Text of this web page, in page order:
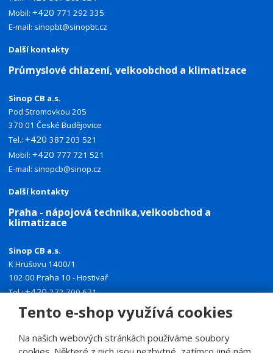
Tento e-shop využívá cookies
Na našich webových stránkách používáme soubory
Mobil:+420771 292 335
E-mail: sinopbt@sinopbt.cz
Další kontakty
Průmyslové chlazení, velkoobchod a klimatizace
Sinop CB a.s.
Pod Stromovkou 205
370 01 České Budějovice
Tel.:+420387 203 521
Mobil:+420777 721 521
E-mail: sinopcb@sinop.cz
Další kontakty
Praha - nápojová technika,velkoobchod a
klimatizace
Sinop CB a.s.
K Hrušovu 1400/1
102 00 Praha 10 - Hostivař
Tel.:+420272 700 671
Mobil:+420774 335 918
E-mail:sinoppraha@sinop.cz
Další kontakty